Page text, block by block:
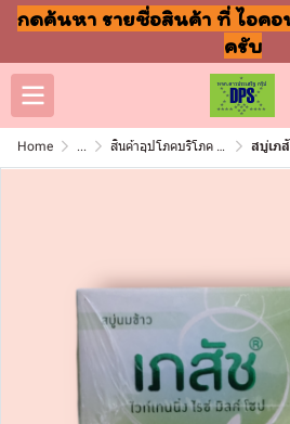
กดค้นหา รายชื่อสินค้า ที่ ไอคอ
ครับ
Home ... สินค้าอุปโภคบริโภค แชมพู สบู่ แปรงฟัน สบู่เภสัช